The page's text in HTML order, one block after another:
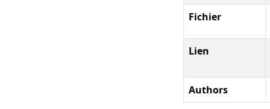
Fichier
Lien
Authors